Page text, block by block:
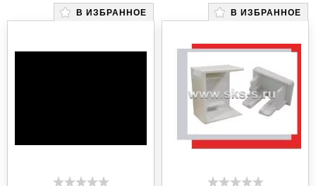
В ИЗБРАННОЕ В ИЗБРАННОЕ